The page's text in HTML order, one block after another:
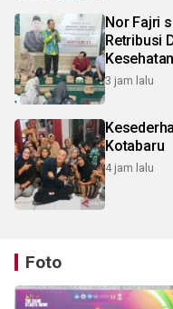
Nor Fajri
Retribusi
Kesehatan
3 jam lalu
Kotabaru
4 jam lalu
Foto